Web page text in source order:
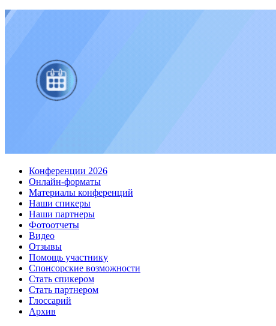
Конференции 2026
Онлайн-форматы
Материалы конференций
Наши спикеры
Наши партнеры
Фотоотчеты
Видео
Отзывы
Помощь участнику
Спонсорские возможности
Стать спикером
Стать партнером
Глоссарий
Архив